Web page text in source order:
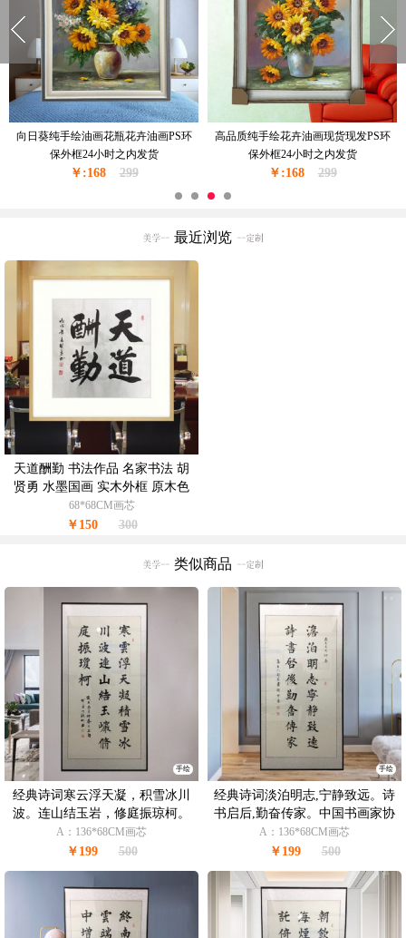
窗台边上的花瓶花卉油画纯手绘油画
现货现发金色实木外框24小时之内发
货
￥:228 350
现货现发纯手绘花绘油画卧室挂画厚
油厚肌理油画实木外框24小时之内发
货
￥:228 350
最近浏览
天道酬勤 书法作品 名家书法 胡
贤勇 水墨国画 实木外框 原木色
68*68CM画芯
￥150 300
类似商品
手绘
经典诗词寒云浮天凝，积雪冰川
波。连山结玉岩，修庭振琼柯。
中国书画家协会会员 胡贤勇书法
作品
A：136*68CM画芯
￥199 500
手绘
经典诗词淡泊明志,宁静致远。诗
书启后,勤奋传家。中国书画家协
会会员 胡贤勇书法作品
A：136*68CM画芯
￥199 500